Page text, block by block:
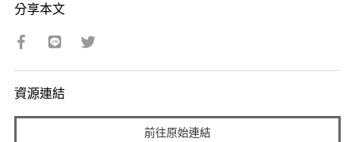
分享本文
資源連結
前往原始連結